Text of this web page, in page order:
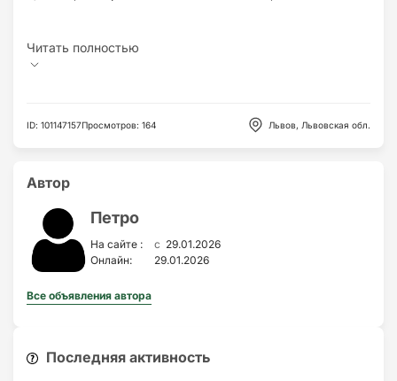
ID: 101147157Просмотров: 164 Львов, Львовская обл.
Автор
Петро
На сайте : c 29.01.2026
Онлайн:
29.01.2026
Все объявления автора
Последняя активность